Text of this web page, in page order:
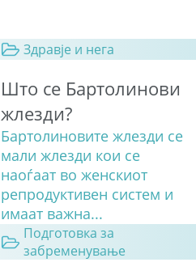
Здравје и нега
Што се Бартолинови
жлезди?
Бартолиновите жлезди се
мали жлезди кои се
наоѓаат во женскиот
репродуктивен систем и
имаат важна...
Подготовка за
забременување